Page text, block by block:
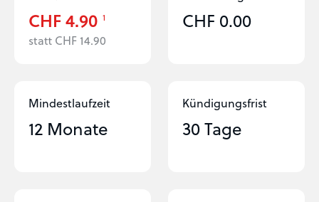
CHF 4.90 1
statt CHF 14.90
CHF 0.00
Mindestlaufzeit
12 Monate
Kündigungs­frist
30 Tage